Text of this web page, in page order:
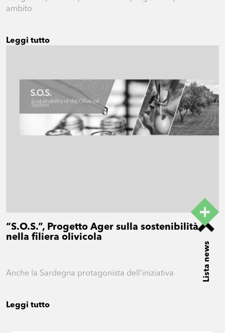
ambito
Leggi tutto
“S.O.S.”, Progetto Ager sulla sostenibilità
nella filiera olivicola
Anche la Sardegna protagonista dell’iniziativa
Leggi tutto
Lista news